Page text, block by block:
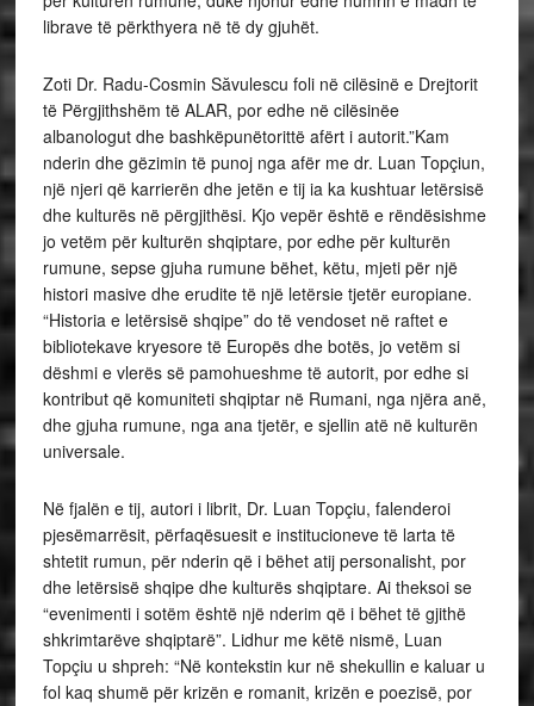
librave të përkthyera në të dy gjuhët.
Zoti Dr. Radu-Cosmin Săvulescu foli në cilësinë e Drejtorit
të Përgjithshëm të ALAR, por edhe në cilësinëe
albanologut dhe bashkëpunëtorittë afërt i autorit.”Kam
nderin dhe gëzimin të punoj nga afër me dr. Luan Topçiun,
një njeri që karrierën dhe jetën e tij ia ka kushtuar letërsisë
dhe kulturës në përgjithësi. Kjo vepër është e rëndësishme
jo vetëm për kulturën shqiptare, por edhe për kulturën
rumune, sepse gjuha rumune bëhet, këtu, mjeti për një
histori masive dhe erudite të një letërsie tjetër europiane.
“Historia e letërsisë shqipe” do të vendoset në raftet e
bibliotekave kryesore të Europës dhe botës, jo vetëm si
dëshmi e vlerës së pamohueshme të autorit, por edhe si
kontribut që komuniteti shqiptar në Rumani, nga njëra anë,
dhe gjuha rumune, nga ana tjetër, e sjellin atë në kulturën
universale.
Në fjalën e tij, autori i librit, Dr. Luan Topçiu, falenderoi
pjesëmarrësit, përfaqësuesit e institucioneve të larta të
shtetit rumun, për nderin që i bëhet atij personalisht, por
dhe letërsisë shqipe dhe kulturës shqiptare. Ai theksoi se
“evenimenti i sotëm është një nderim që i bëhet të gjithë
shkrimtarëve shqiptarë”. Lidhur me këtë nismë, Luan
Topçiu u shpreh: “Në kontekstin kur në shekullin e kaluar u
fol kaq shumë për krizën e romanit, krizën e poezisë, por